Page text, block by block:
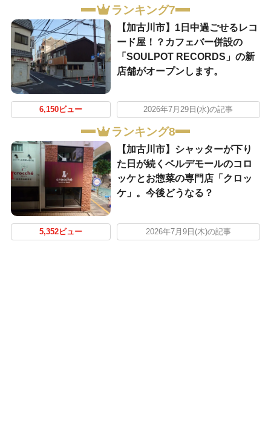
ランキング7
【加古川市】1日中過ごせるレコ
ード屋！？カフェバー併設の
「SOULPOT RECORDS」の新
店舗がオープンします。
6,150ビュー 2026年7月29日(水)の記事
ランキング8
【加古川市】シャッターが下り
た日が続くベルデモールのコロ
ッケとお惣菜の専門店「クロッ
ケ」。今後どうなる？
5,352ビュー 2026年7月9日(木)の記事